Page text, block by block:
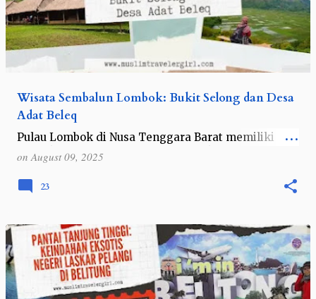
Wisata Sembalun Lombok: Bukit Selong dan Desa
Adat Beleq
Pulau Lombok di Nusa Tenggara Barat memiliki
banyak tempat wisata yang menarik. Selain
pantainya, banyak tempat wisata bukit-bukit indah
di Pulau Lombok . Buat kalian yang ingin m…
onAugust 09, 2025
23